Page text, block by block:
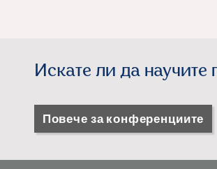
Искате ли да научите
Повече за конференциите